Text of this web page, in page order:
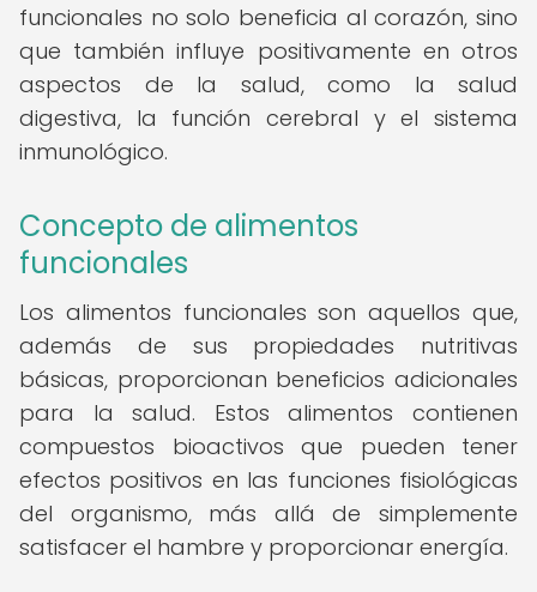
funcionales no solo beneficia al corazón, sino
que también influye positivamente en otros
aspectos de la salud, como la salud
digestiva, la función cerebral y el sistema
inmunológico.
Concepto de alimentos
funcionales
Los alimentos funcionales son aquellos que,
además de sus propiedades nutritivas
básicas, proporcionan beneficios adicionales
para la salud. Estos alimentos contienen
compuestos bioactivos que pueden tener
efectos positivos en las funciones fisiológicas
del organismo, más allá de simplemente
satisfacer el hambre y proporcionar energía.